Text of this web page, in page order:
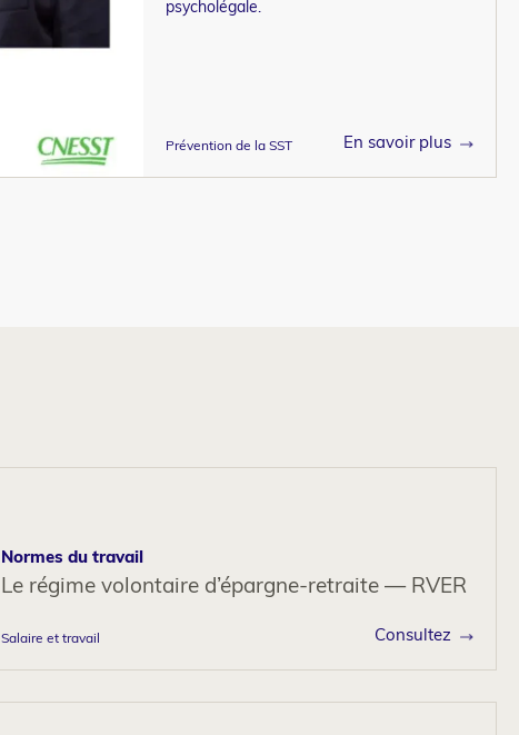
psycholégale.
Prévention de la SST En savoir plus
Normes du travail
Le régime volontaire d’épargne-retraite — RVER
Salaire et travail Consultez